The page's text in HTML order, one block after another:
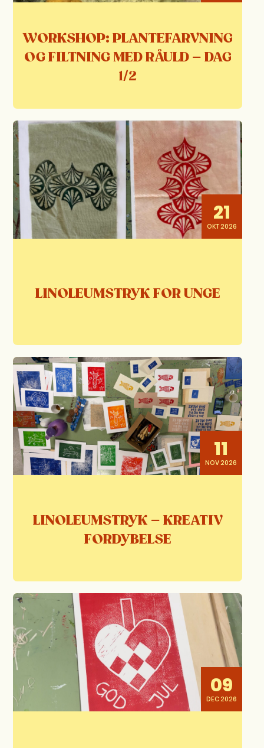
WORKSHOP: PLANTEFARVNING
OG FILTNING MED RÅULD – DAG
1/2
21
OKT 2026
LINOLEUMSTRYK FOR UNGE
11
NOV 2026
LINOLEUMSTRYK – KREATIV
FORDYBELSE
09
DEC 2026